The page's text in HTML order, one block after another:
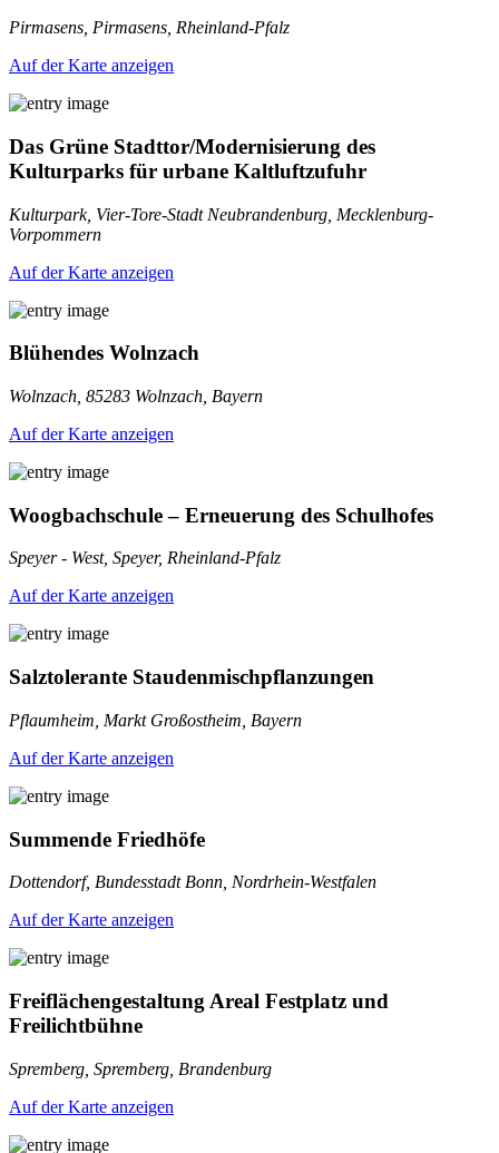
Pirmasens, Pirmasens, Rheinland-Pfalz
Auf der Karte anzeigen
Das Grüne Stadttor/Modernisierung des
Kulturparks für urbane Kaltluftzufuhr
Kulturpark, Vier-Tore-Stadt Neubrandenburg, Mecklenburg-
Vorpommern
Auf der Karte anzeigen
Blühendes Wolnzach
Wolnzach, 85283 Wolnzach, Bayern
Auf der Karte anzeigen
Woogbachschule – Erneuerung des Schulhofes
Speyer - West, Speyer, Rheinland-Pfalz
Auf der Karte anzeigen
Salztolerante Staudenmischpflanzungen
Pflaumheim, Markt Großostheim, Bayern
Auf der Karte anzeigen
Summende Friedhöfe
Dottendorf, Bundesstadt Bonn, Nordrhein-Westfalen
Auf der Karte anzeigen
Freiflächengestaltung Areal Festplatz und
Freilichtbühne
Spremberg, Spremberg, Brandenburg
Auf der Karte anzeigen